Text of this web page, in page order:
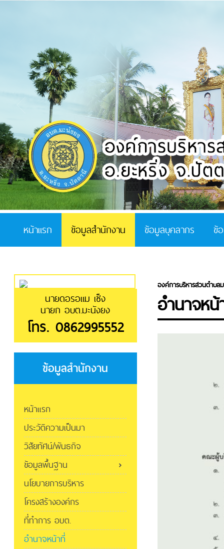
หน้าแรก ข้อมูลสำนักงาน ข้อมูลบุคลากร ข้
นายดอรอแม เซ็ง
นายก อบต.มะนังยง
โทร. 0862995552
ข้อมูลสำนักงาน
หน้าแรก
ประวัติความเป็นมา
วิสัยทัศน์/พันธกิจ
ข้อมูลพื้นฐาน
นโยบายการบริหาร
โครงสร้างองค์กร
ที่ทำการ อบต.
อำนาจหน้าที่
องค์การบริหารส่วนตำบล
อำนาจหน้